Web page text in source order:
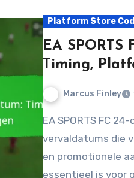
Platform Store
EA SPORTS
Timing,
Marcus Finley
EA SPORTS FC 24-codes hebben specifieke
vervaldatums die
en promotionele
essentieel is voor